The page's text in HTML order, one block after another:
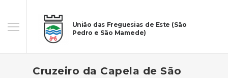
União das Freguesias de Este (São
Pedro e São Mamede)
Cruzeiro da Capela de São